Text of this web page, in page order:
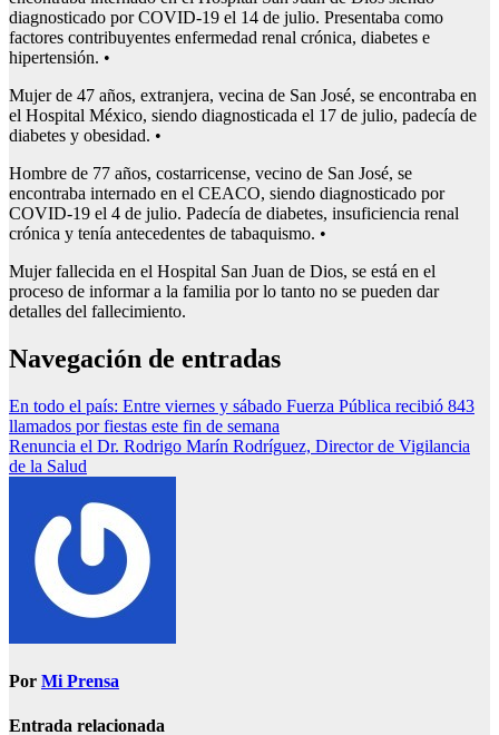
diagnosticado por COVID-19 el 14 de julio. Presentaba como
factores contribuyentes enfermedad renal crónica, diabetes e
hipertensión. •
Mujer de 47 años, extranjera, vecina de San José, se encontraba en
el Hospital México, siendo diagnosticada el 17 de julio, padecía de
diabetes y obesidad. •
Hombre de 77 años, costarricense, vecino de San José, se
encontraba internado en el CEACO, siendo diagnosticado por
COVID-19 el 4 de julio. Padecía de diabetes, insuficiencia renal
crónica y tenía antecedentes de tabaquismo. •
Mujer fallecida en el Hospital San Juan de Dios, se está en el
proceso de informar a la familia por lo tanto no se pueden dar
detalles del fallecimiento.
Navegación de entradas
En todo el país: Entre viernes y sábado Fuerza Pública recibió 843
llamados por fiestas este fin de semana
Renuncia el Dr. Rodrigo Marín Rodríguez, Director de Vigilancia
de la Salud
Por Mi Prensa
Entrada relacionada